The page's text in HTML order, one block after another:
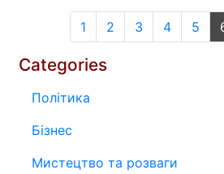
1 2 3 4 5
Categories
Політика
Бізнес
Мистецтво та розваги